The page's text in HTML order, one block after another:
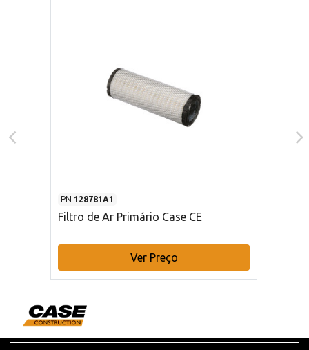
PN 128781A1
Filtro de Ar Primário Case CE
Ver Preço